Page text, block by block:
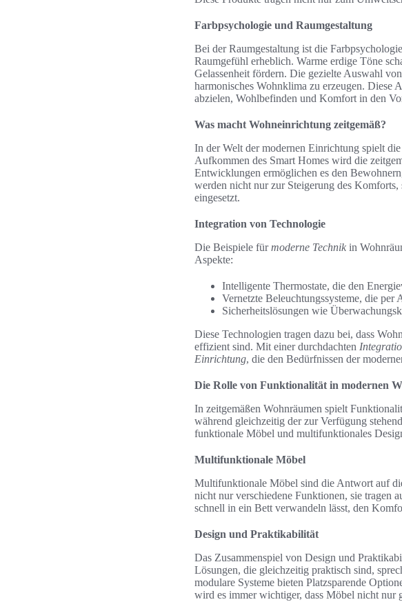
Farbpsychologie und Raumgestaltung
Bei der Raumgestaltung ist die
Raumgefühl erheblich. Warme erdige Töne
Gelassenheit fördern. Die gezielte Auswahl
harmonisches Wohnklima zu erzeugen. Diese
abzielen, Wohlbefinden und Komfort in den
Was macht Wohn­einrichtung zeitgemäß?
In der Welt der modernen Einrichtung spielt die
Aufkommen des Smart Homes wird die
Entwicklungen ermöglichen es den
werden nicht nur zur Steigerung des
eingesetzt.
Integration von Technologie
Die Beispiele fürmoderne Technik in
Aspekte:
Intelligente Thermostate, die den
Vernetzte Beleuchtungssysteme, die per
Sicherheitslösungen wie
Diese Technologien tragen dazu bei, dass
effizient sind. Mit einer durchdachten
Einrichtung, die den Bedürfnissen der
Die Rolle von Funktionalität in modernen
In zeitgemäßen Wohnräumen spielt
während gleichzeitig der zur Verfügung
funktionale Möbel und multifunktionales
Multifunktionale Möbel
Multifunktionale Möbel sind die Antwort auf
nicht nur verschiedene Funktionen, sie tragen
schnell in ein Bett verwandeln lässt, den
Design und Praktikabilität
Das Zusammenspiel von Design und
Lösungen, die gleichzeitig praktisch sind,
modulare Systeme bieten Platzsparende
wird es immer wichtiger, dass Möbel nicht nur